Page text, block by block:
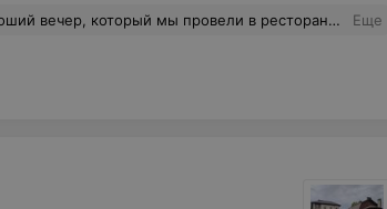
Было приятно услышать в Слониме в ресторане скрипку. Мама была под впечатлением несколько дней от услышенной игры. Желаем Вам успехов, процветания и держать планку на уровне! С большим удовольствием придём ещё раз в Ваш ресторан! И будем Вас советовать Еще